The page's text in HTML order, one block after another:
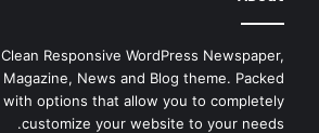
Clean Responsive WordPress Newspaper,
Magazine, News and Blog theme. Packed
with options that allow you to completely
customize your website to your needs.